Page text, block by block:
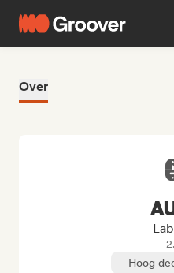
Over
Hoog